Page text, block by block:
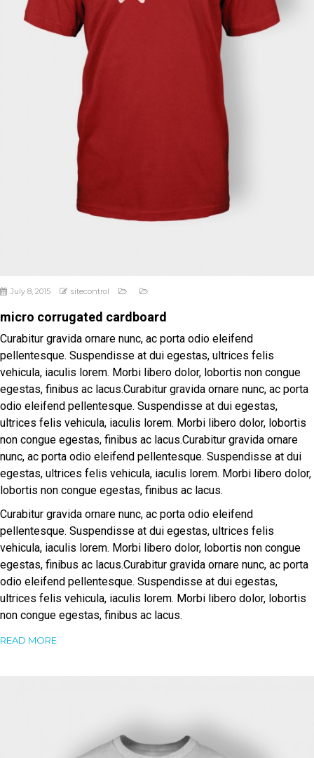
July 8, 2015 sitecontrol
micro corrugated cardboard
Curabitur gravida ornare nunc, ac porta odio eleifend
pellentesque. Suspendisse at dui egestas, ultrices felis
vehicula, iaculis lorem. Morbi libero dolor, lobortis non congue
egestas, finibus ac lacus.Curabitur gravida ornare nunc, ac porta
odio eleifend pellentesque. Suspendisse at dui egestas,
ultrices felis vehicula, iaculis lorem. Morbi libero dolor, lobortis
non congue egestas, finibus ac lacus.Curabitur gravida ornare
nunc, ac porta odio eleifend pellentesque. Suspendisse at dui
egestas, ultrices felis vehicula, iaculis lorem. Morbi libero dolor,
lobortis non congue egestas, finibus ac lacus.
Curabitur gravida ornare nunc, ac porta odio eleifend
pellentesque. Suspendisse at dui egestas, ultrices felis
vehicula, iaculis lorem. Morbi libero dolor, lobortis non congue
egestas, finibus ac lacus.Curabitur gravida ornare nunc, ac porta
odio eleifend pellentesque. Suspendisse at dui egestas,
ultrices felis vehicula, iaculis lorem. Morbi libero dolor, lobortis
non congue egestas, finibus ac lacus.
READ MORE